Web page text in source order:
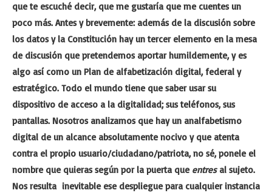
que te escuché decir, que me gustaría que me cuentes un
poco más. Antes y brevemente: además de la discusión sobre
los datos y la Constitución hay un tercer elemento en la mesa
de discusión que pretendemos aportar humildemente, y es
algo así como un Plan de alfabetización digital, federal y
estratégico. Todo el mundo tiene que saber usar su
dispositivo de acceso a la digitalidad; sus teléfonos, sus
pantallas. Nosotros analizamos que hay un analfabetismo
digital de un alcance absolutamente nocivo y que atenta
contra el propio usuario/ciudadano/patriota, no sé, ponele el
nombre que quieras según por la puerta que entresal sujeto.
Nos resulta inevitable ese despliegue para cualquier instancia